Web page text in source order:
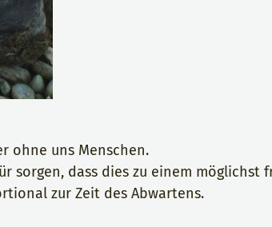
ohne uns Menschen.
sorgen, dass dies zu einem
zur Zeit des Abwartens.